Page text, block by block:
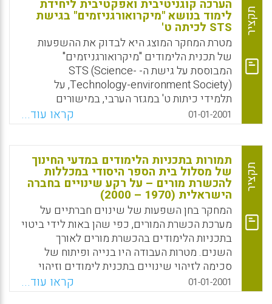
תקציר
הערכה קוגניטיבית ואפקטיבית ליחידת
לימוד בנושא "מיקרואורגניזמים" בגישת
STS לכיתה ט'
מטרת המחקר המוצג היא לבדוק את ההשפעות
של תכנית הלימודים "מיקרואורגניזמים"
המבוססת על גישת ה- STS (Science-
Technology-environment Society), על
תלמידי כיתות ט' במגזר הערבי, במישורים
הקוגניטיבי והאפקטיבי, אשר יבוא לידי ביטוי
בתחומים: ידע קוגניטיבי ומטה-קוגניטיבי,
מוטיבציה, עמדות כלפי איכות הסביבה ועמדות
כלפי שלום. (מחמוד חליל)
WhatsApp
Facebook
Email
X
01-01-2001 קראו עוד...
תקציר
תמורות בתכניות הלימודים במדעי החינוך
של מסלול בית הספר היסודי במכללות
להכשרת מורים – על רקע שינויים בחברה
הישראלית (1970 – 2000)
המחקר בחן השפעות של שינוים חברתיים על
מערכת הכשרת המורים, כפי שהן באות לידי ביטוי
בתכניות הלימודים בהכשרת מורים לאורך
השנים. מטרות העבודה היו בנייה ופיתוח של
סכימה לזיהוי שינויים בתכנית לימודים וזיהוי
השינויים שהתרחשו בתכניות אלה תוך עמידה על
מהותם. (לאה שגריר)
01-01-2001 קראו עוד...